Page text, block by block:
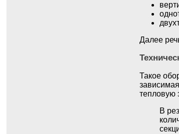
Далее
Такое
тепловую
В